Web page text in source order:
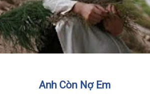
Anh Còn Nợ Em